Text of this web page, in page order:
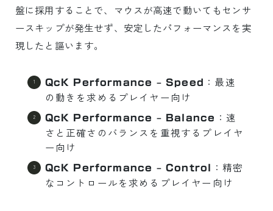
盤に採用することで、マウスが高速で動いてもセンサ
ースキップが発生せず、安定したパフォーマンスを実
現したと謳います。
QcK Performance – Speed
：最速
の動きを求めるプレイヤー向け
QcK Performance – Balance
：速
さと正確さのバランスを重視するプレイヤ
ー向け
QcK Performance – Control
：精密
なコントロールを求めるプレイヤー向け